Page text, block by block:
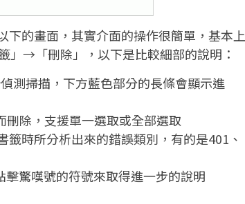
的畫面，其實介面的操作很簡單，基本上
→「刪除」，以下是比較細部的說明：
測掃描，下方藍色部分的長條會顯示進
刪除，支援單一選取或全部選取
時所分析出來的錯誤類別，有的是401、
擊驚嘆號的符號來取得進一步的說明